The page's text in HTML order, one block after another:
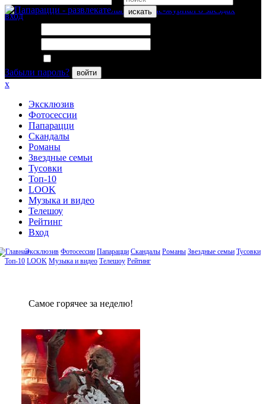
искать
вход
Забыли пароль?
войти
x
Эксклюзив
Фотосессии
Папарацци
Скандалы
Романы
Звездные семьи
Тусовки
Топ-10
LOOK
Музыка и видео
Телешоу
Рейтинг
Вход
Эксклюзив Фотосессии Папарацци Скандалы Романы Звездные семьи Тусовки
Топ-10 LOOK Музыка и видео Телешоу Рейтинг
Сaмое гoрячее за неделю!